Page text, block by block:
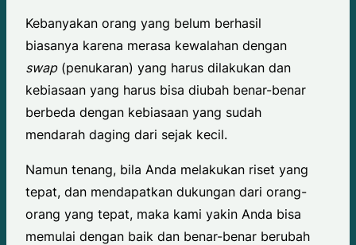
Kebanyakan orang yang belum berhasil
biasanya karena merasa kewalahan dengan
swap(penukaran) yang harus dilakukan dan
kebiasaan yang harus bisa diubah benar-benar
berbeda dengan kebiasaan yang sudah
mendarah daging dari sejak kecil.
Namun tenang, bila Anda melakukan riset yang
tepat, dan mendapatkan dukungan dari orang-
orang yang tepat, maka kami yakin Anda bisa
memulai dengan baik dan benar-benar berubah